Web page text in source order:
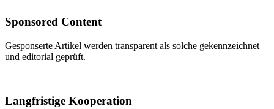
Sponsored Content
Gesponserte Artikel werden transparent als solche gekennzeichnet
und editorial geprüft.
Langfristige Kooperation